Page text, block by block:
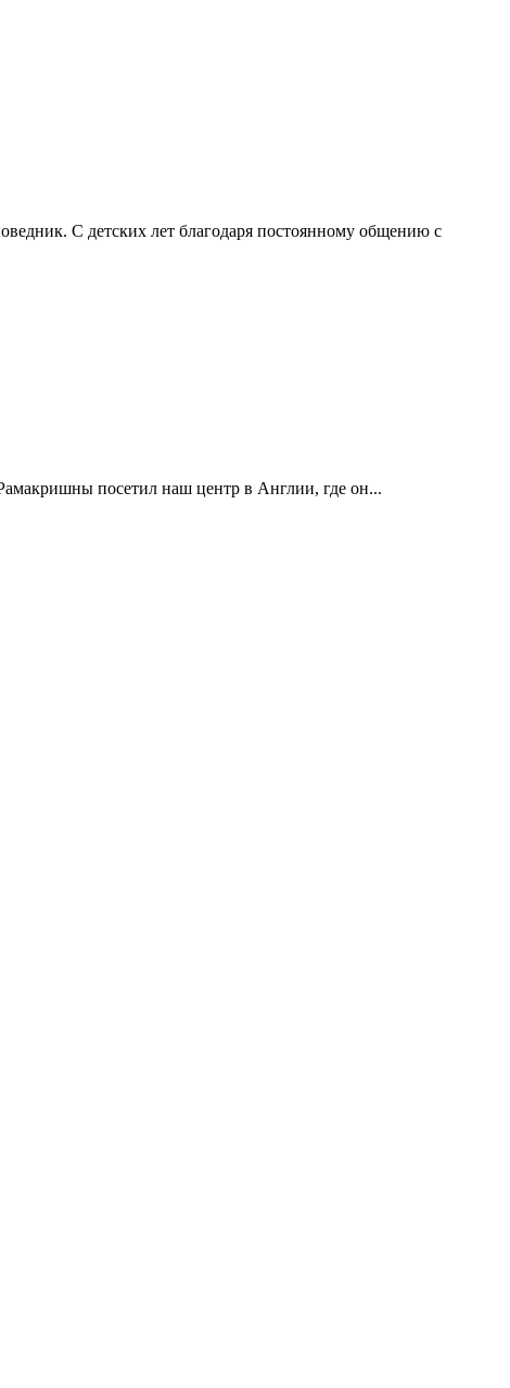
С детских лет благодаря постоянному общению с
посетил наш центр в Англии, где он...